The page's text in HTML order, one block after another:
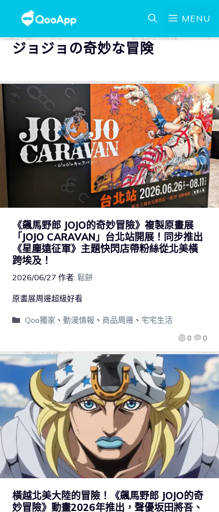
MENU
ジョジョの奇妙な冒険
《飆馬野郎 JOJO的奇妙冒險》複製原畫展
「JOJO CARAVAN」台北站開展！同步推出
《星塵遠征軍》主題快閃店帶粉絲從北美橫
跨埃及！
2026/06/27 作者: 鬆餅
0 0
原畫展周邊超級好看
Qoo獨家 、 動漫情報 、 商品周邊 、 宅宅生活
橫越北美大陸的冒險！《飆馬野郎 JOJO的奇
妙冒險》動畫2026年推出，聲優坂田將吾、